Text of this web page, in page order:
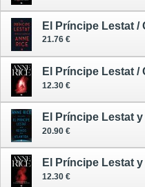
21.76 €
12.30 €
20.90 €
12.30 €